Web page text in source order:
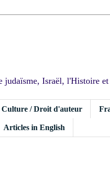
judaïsme, Israël, l'Histoire
Culture / Droit d'auteur
Articles in English